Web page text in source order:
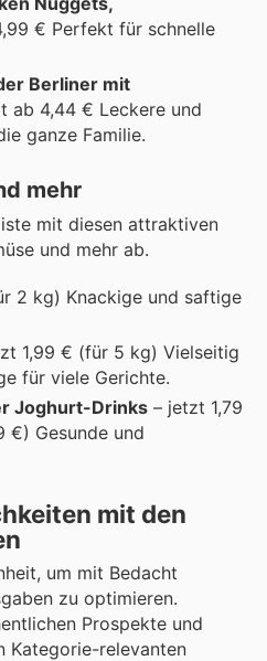
€ Perfekt für schnelle
Berliner mit
ab 4,44 € Leckere und
ganze Familie.
mehr
mit diesen attraktiven
und mehr ab.
2 kg) Knackige und saftige
1,99 € (für 5 kg) Vielseitig
für viele Gerichte.
Joghurt-Drinks – jetzt 1,79
€) Gesunde und
mit den
um mit Bedacht
zu optimieren.
Prospekte und
Kategorie-relevanten